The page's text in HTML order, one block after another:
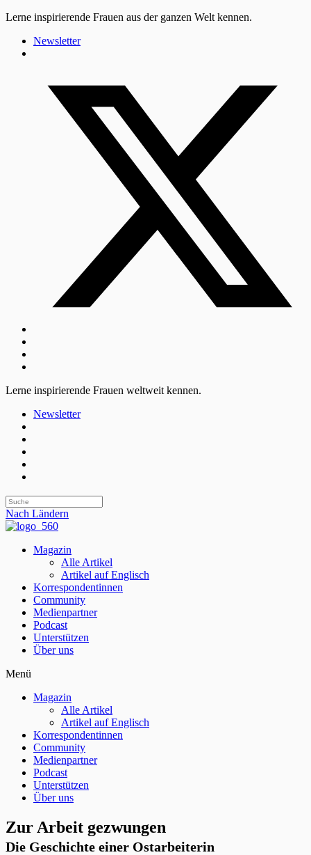
Lerne inspirierende Frauen aus der ganzen Welt kennen.
Newsletter
Lerne inspirierende Frauen weltweit kennen.
Newsletter
Nach Ländern
Magazin
Alle Artikel
Artikel auf Englisch
Korrespondentinnen
Community
Medienpartner
Podcast
Unterstützen
Über uns
Menü
Magazin
Alle Artikel
Artikel auf Englisch
Korrespondentinnen
Community
Medienpartner
Podcast
Unterstützen
Über uns
Zur Arbeit gezwungen
Die Geschichte einer Ostarbeiterin